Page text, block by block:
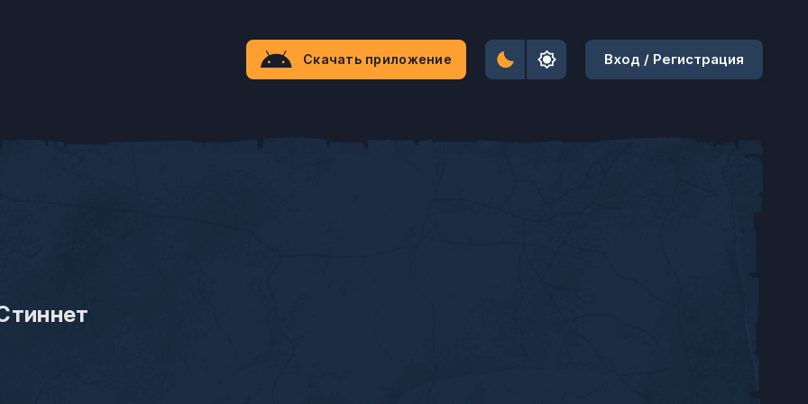
Скачать приложение Вход / Регистрация